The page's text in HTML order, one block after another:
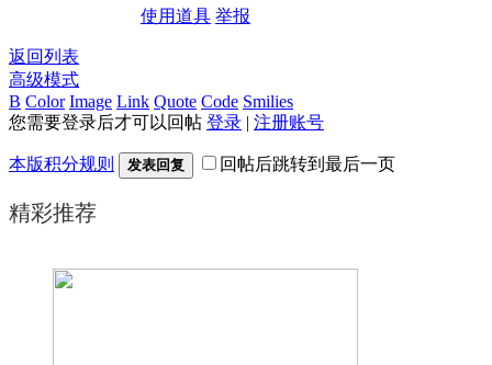
使用道具 举报
返回列表
高级模式
B Color Image Link Quote Code Smilies
您需要登录后才可以回帖 登录 | 注册账号
本版积分规则 发表回复 回帖后跳转到最后一页
精彩推荐